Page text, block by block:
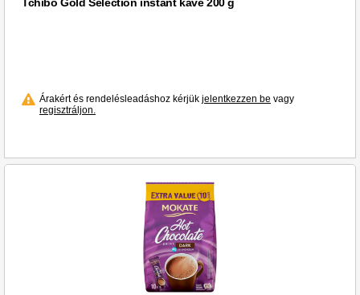
Árakért és rendelésleadáshoz kérjük jelentkezzen be vagy
regisztráljon.